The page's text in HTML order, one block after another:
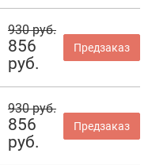
930 руб.
856
руб.
Предзаказ
930 руб.
856
руб.
Предзаказ